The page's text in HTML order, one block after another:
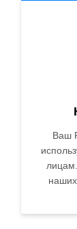
Ваш